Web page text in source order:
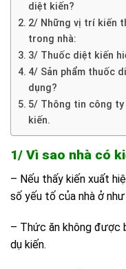
diệt kiến?
2/ Những vị trí kiến
trong nhà:
3/ Thuốc diệt kiến
4/ Sản phẩm thuốc
dụng?
5/ Thông tin công
kiến.
1/ Vì sao nhà có
– Nếu thấy kiến xuất
số yếu tố của nhà ở như
– Thức ăn không được
dụ kiến.